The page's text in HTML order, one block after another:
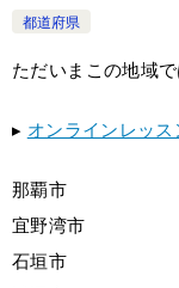
都道府県
ただいまこの地域
▸ オンラインレッス
那覇市
宜野湾市
石垣市